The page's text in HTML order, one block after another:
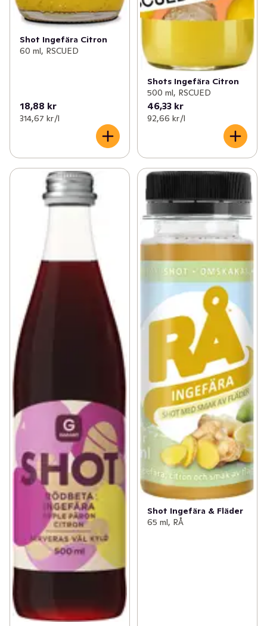
Shot Ingefära Citron
60 ml, RSCUED
18,88 kr
314,67 kr /l
Shots Ingefära Citron
500 ml, RSCUED
46,33 kr
92,66 kr /l
Shot Ingefära & Fläder
65 ml, RÅ